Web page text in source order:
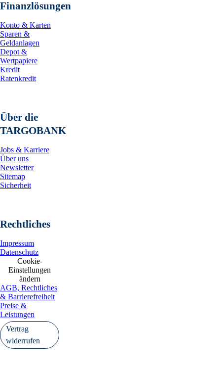
Finanzlösungen
Konto & Karten
Sparen &
Geldanlagen
Depot &
Wertpapiere
Kredit
Ratenkredit
Über die
TARGOBANK
Jobs & Karriere
Über uns
Newsletter
Sitemap
Sicherheit
Rechtliches
Impressum
Datenschutz
Cookie-
Einstellungen
ändern
AGB, Rechtliches
& Barrierefreiheit
Preise &
Leistungen
Vertrag
widerrufen